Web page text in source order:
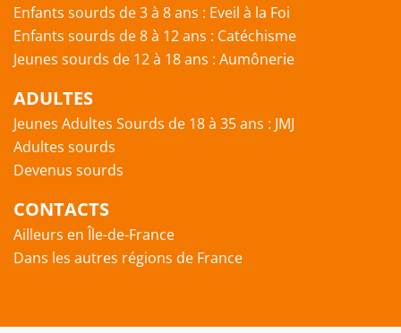
Enfants sourds de 3 à 8 ans : Eveil à la Foi
Enfants sourds de 8 à 12 ans : Catéchisme
Jeunes sourds de 12 à 18 ans : Aumônerie
ADULTES
Jeunes Adultes Sourds de 18 à 35 ans : JMJ
Adultes sourds
Devenus sourds
CONTACTS
Ailleurs en Île-de-France
Dans les autres régions de France